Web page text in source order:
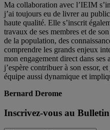
Ma collaboration avec l’IEIM
j’ai toujours eu de livrer au
haute qualité. Elle s’inscrit
travaux de ses membres et de
de la population, des
comprendre les grands enjeux
mon engagement direct dans
j’espère contribuer à son essor,
équipe aussi dynamique et
Bernard Derome
Inscrivez-vous au